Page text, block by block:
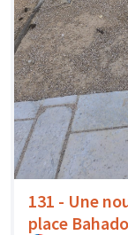
131 - Une
place